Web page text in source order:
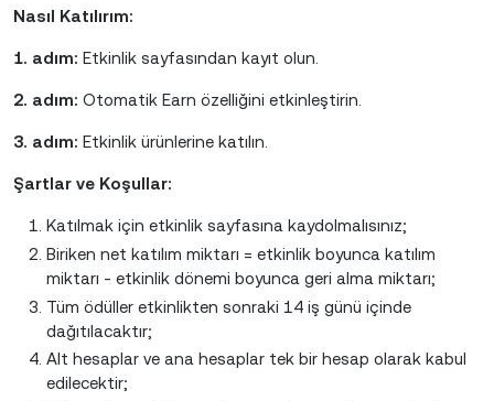
Nasıl Katılırım:
1. adım: Etkinlik sayfasından kayıt olun.
2. adım: Otomatik Earn özelliğini etkinleştirin.
3. adım: Etkinlik ürünlerine katılın.
Şartlar ve Koşullar:
Katılmak için etkinlik sayfasına kaydolmalısınız;
Biriken net katılım miktarı = etkinlik boyunca katılım
miktarı - etkinlik dönemi boyunca geri alma miktarı;
Tüm ödüller etkinlikten sonraki 14 iş günü içinde
dağıtılacaktır;
Alt hesaplar ve ana hesaplar tek bir hesap olarak kabul
edilecektir;